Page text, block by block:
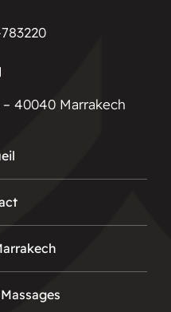
– 40040 Marrakech